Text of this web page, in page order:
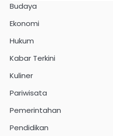
Budaya
Ekonomi
Hukum
Kabar Terkini
Kuliner
Pariwisata
Pemerintahan
Pendidikan